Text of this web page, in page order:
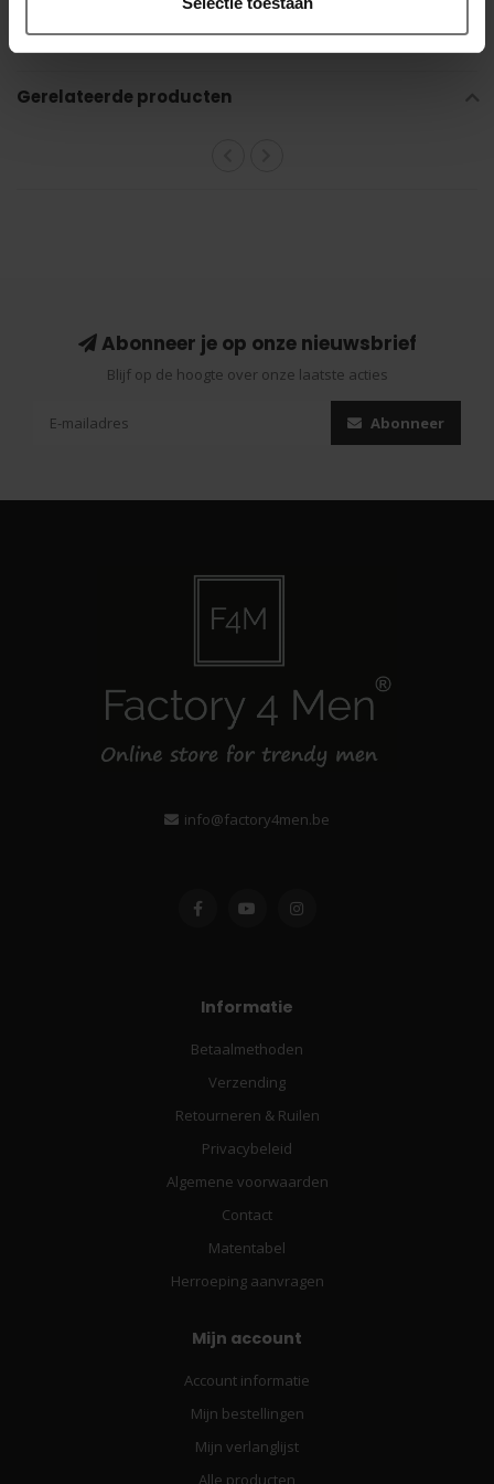
zeemanstatoeages.
Gerelateerde producten
Abonneer je op onze nieuwsbrief
Blijf op de hoogte over onze laatste acties
Abonneer
info@factory4men.be
Informatie
Betaalmethoden
Verzending
Retourneren & Ruilen
Privacybeleid
Algemene voorwaarden
Contact
Matentabel
Herroeping aanvragen
Mijn account
Account informatie
Mijn bestellingen
Mijn verlanglijst
Alle producten